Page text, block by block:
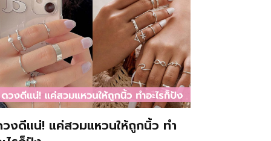
งดีแน่! แค่สวมแหวนให้ถูกนิ้ว ทำ